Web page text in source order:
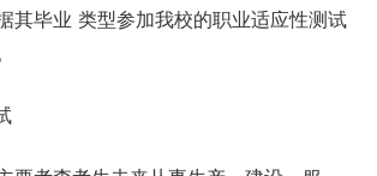
其毕业 类型参加我校的职业适应性测试